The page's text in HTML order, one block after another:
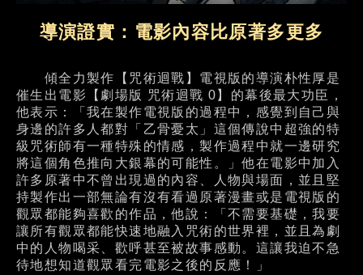
導演證實：電影內容比原著多更多
傾全力製作【咒術迴戰】電視版的導演朴性厚是
催生出電影【劇場版 咒術迴戰 0】的幕後最大功臣，
他表示：「我在製作電視版的過程中，感覺到自己與
身邊的許多人都對「乙骨憂太」這個傳說中超強的特
級咒術師有一種特殊的情感，製作過程中就一邊研究
將這個角色推向大銀幕的可能性。」他在電影中加入
許多原著中不曾出現過的內容、人物與場面，並且堅
持製作出一部無論有沒有看過原著漫畫或是電視版的
觀眾都能夠喜歡的作品，他說：「不需要基礎，我要
讓所有觀眾都能快速地融入咒術的世界裡，並且為劇
中的人物喝采、歡呼甚至被故事感動。這讓我迫不急
待地想知道觀眾看完電影之後的反應！」